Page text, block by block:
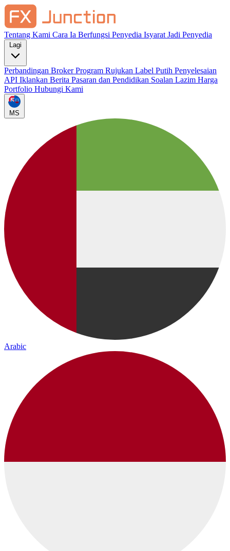
Tentang Kami Cara Ia Berfungsi Penyedia Isyarat Jadi Penyedia
Perbandingan BrokerProgram Rujukan Label Putih Penyelesaian
API Iklankan Berita Pasaran dan Pendidikan Soalan Lazim Harga
Portfolio Hubungi Kami
MS
Arabic